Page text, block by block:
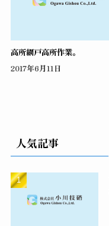
高所網戸高所作業。
2017年6月11日
人気記事